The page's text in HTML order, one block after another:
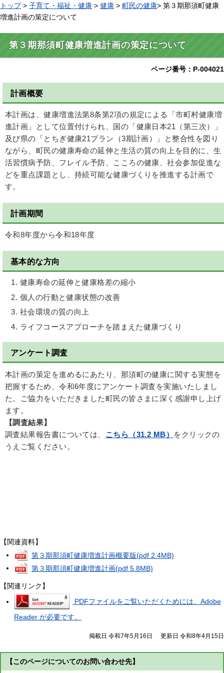
トップ> 子育て・福祉・健康 > 健康 > 町民の健康> 第３期那須町健康
増進計画の策定について
第３期那須町健康増進計画の策定について
ページ番号：P-004021
計画概要
本計画は、健康増進法第8条第2項の規定による「市町村健康増
進計画」として位置付けられ、国の「健康日本21（第三次）」
及び県の「とちぎ健康21プラン（3期計画）」と整合性を図り
ながら、町民の健康寿命の延伸と生活の質の向上を目的に、生
活習慣病予防、フレイル予防、こころの健康、社会参加促進な
どを重点課題とし、持続可能な健康づくりを推進する計画で
す。
計画期間
令和8年度から令和18年度
基本的な方向
健康寿命の延伸と健康格差の縮小
個人の行動と健康状態の改善
社会環境の質の向上
ライフコースアプローチを踏まえた健康づくり
アンケート調査
本計画の策定を進めるにあたり、那須町の健康に関する実態を
把握するため、令和6年度にアンケート調査を実施いたしまし
た。ご協力をいただきました町民の皆さまに深く感謝申し上げ
ます。
【調査結果】
調査結果報告書については、 こちら（31.2 MB）
をクリックの
うえご覧ください。
【関連資料】
第３期那須町健康増進計画概要版(pdf 2.4MB)
第３期那須町健康増進計画(pdf 5.8MB)
【関連リンク】
PDFファイルをご覧いただくためには、Adobe
Reader が必要です。
掲載日 令和7年5月16日 更新日 令和8年4月15日
【このページについてのお問い合わせ先】